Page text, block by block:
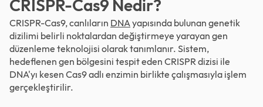
CRISPR-Cas9 Nedir?
CRISPR-Cas9, canlıların DNA yapısında bulunan genetik
dizilimi belirli noktalardan değiştirmeye yarayan gen
düzenleme teknolojisi olarak tanımlanır. Sistem,
hedeflenen gen bölgesini tespit eden CRISPR dizisi ile
DNA'yı kesen Cas9 adlı enzimin birlikte çalışmasıyla işlem
gerçekleştirilir.